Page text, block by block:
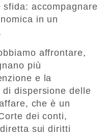
accompagnare
in un
affrontare,
più
e la
di dispersione delle
che è un
dei conti,
sui diritti